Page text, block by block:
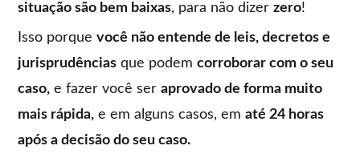
situação são bem baixas, para não dizerzero!
Isso porquevocê não entende de leis, decretos e
jurisprudências que podemcorroborar com o seu
caso, e fazer você seraprovado de forma muito
mais rápida, e em alguns casos, ematé 24 horas
após a decisão do seu caso.